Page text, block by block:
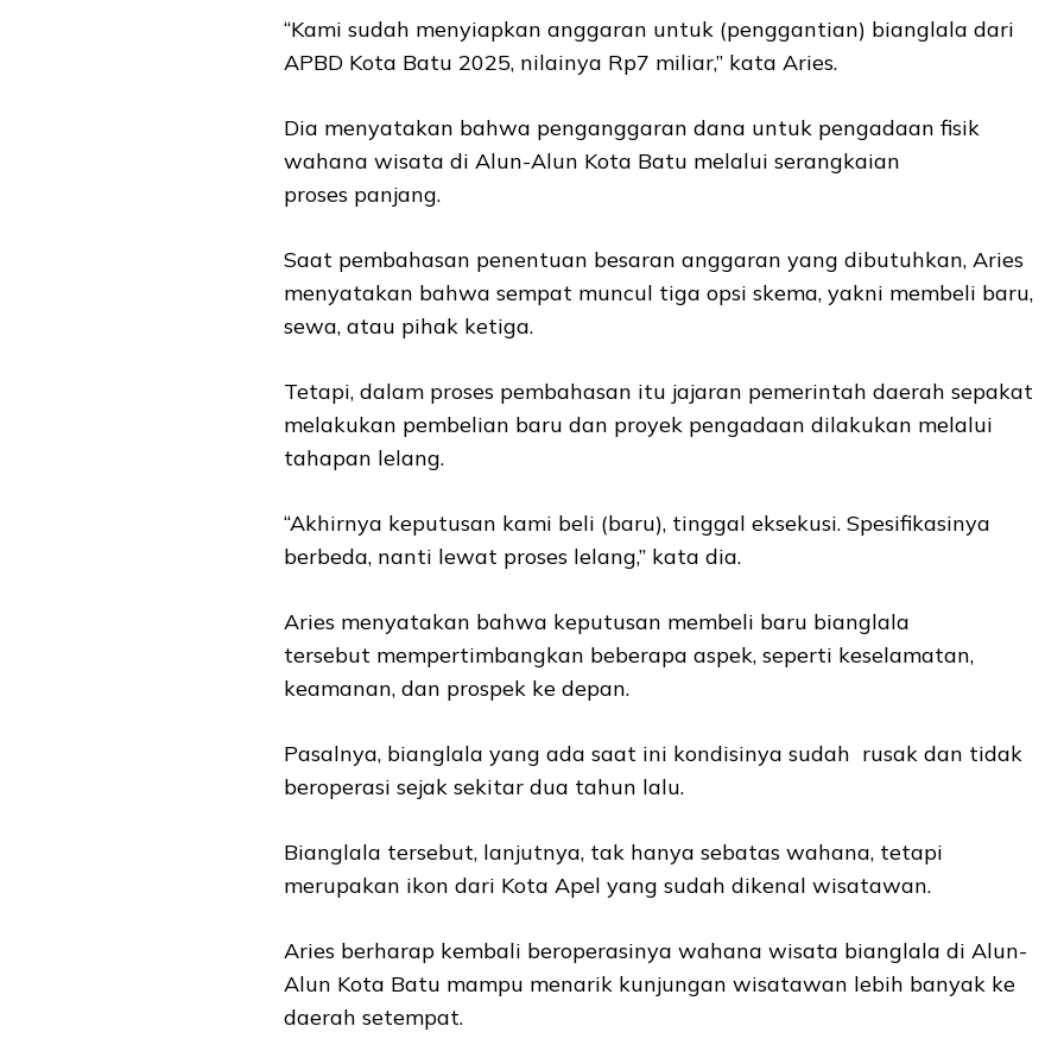
“Kami sudah menyiapkan anggaran untuk (penggantian) bianglala dari
APBD Kota Batu 2025, nilainya Rp7 miliar,” kata Aries.
Dia menyatakan bahwa penganggaran dana untuk pengadaan fisik
wahana wisata di Alun-Alun Kota Batu melalui serangkaian
proses panjang.
Saat pembahasan penentuan besaran anggaran yang dibutuhkan, Aries
menyatakan bahwa sempat muncul tiga opsi skema, yakni membeli baru,
sewa, atau pihak ketiga.
Tetapi, dalam proses pembahasan itu jajaran pemerintah daerah sepakat
melakukan pembelian baru dan proyek pengadaan dilakukan melalui
tahapan lelang.
“Akhirnya keputusan kami beli (baru), tinggal eksekusi. Spesifikasinya
berbeda, nanti lewat proses lelang,” kata dia.
Aries menyatakan bahwa keputusan membeli baru bianglala
tersebut mempertimbangkan beberapa aspek, seperti keselamatan,
keamanan, dan prospek ke depan.
Pasalnya, bianglala yang ada saat ini kondisinya sudah rusak dan tidak
beroperasi sejak sekitar dua tahun lalu.
Bianglala tersebut, lanjutnya, tak hanya sebatas wahana, tetapi
merupakan ikon dari Kota Apel yang sudah dikenal wisatawan.
Aries berharap kembali beroperasinya wahana wisata bianglala di Alun-
Alun Kota Batu mampu menarik kunjungan wisatawan lebih banyak ke
daerah setempat.